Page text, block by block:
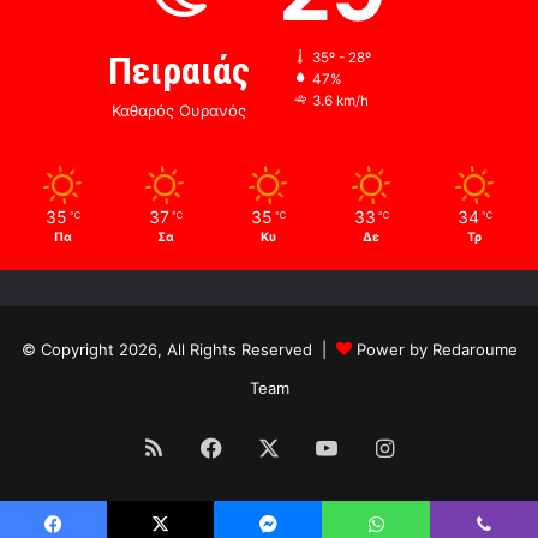
Πειραιάς
Καθαρός Ουρανός
35º - 28º
47%
3.6 km/h
35 ℃
Πα
37 ℃
Σα
35 ℃
Κυ
33 ℃
Δε
34 ℃
Τρ
© Copyright 2026, All Rights Reserved |
Power by Redaroume
Team
RSS Facebook YouTubeInstagram